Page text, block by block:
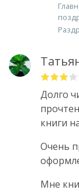
Долго
книги
Очень
Мне